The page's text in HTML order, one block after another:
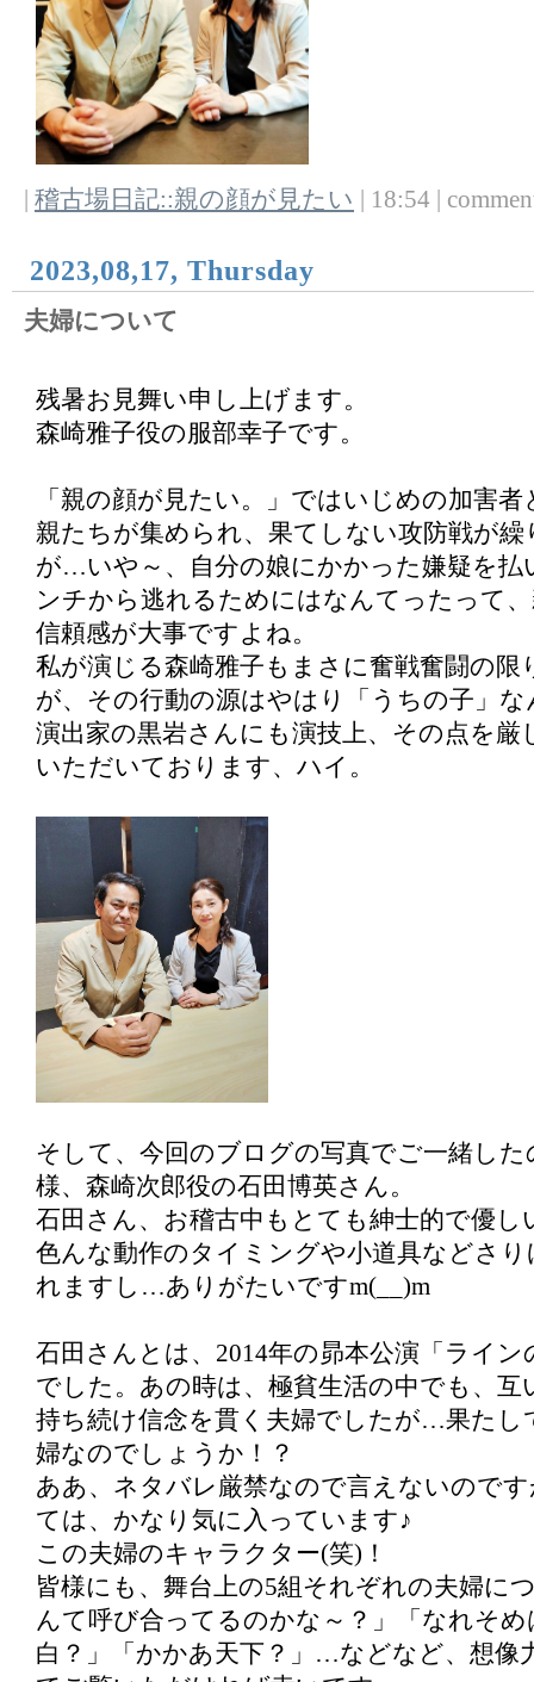
稽古場日記::親の顔が見たい | 18:54 |
2023,08,17, Thursday
夫婦について
残暑お見舞い申し上げます。
森崎雅子役の服部幸子です。
「親の顔が見たい。」ではいじめの加害
親たちが集められ、果てしない攻防戦が
が…いや～、自分の娘にかかった嫌疑を払
ンチから逃れるためにはなんてったって
信頼感が大事ですよね。
私が演じる森崎雅子もまさに奮戦奮闘の限
が、その行動の源はやはり「うちの子」
演出家の黒岩さんにも演技上、その点を厳
いただいております、ハイ。
そして、今回のブログの写真でご一緒し
様、森崎次郎役の石田博英さん。
石田さん、お稽古中もとても紳士的で優し
色んな動作のタイミングや小道具などさ
れますし…ありがたいですm(__)m
石田さんとは、2014年の昴本公演「ライン
でした。あの時は、極貧生活の中でも、互
持ち続け信念を貫く夫婦でしたが…果たし
婦なのでしょうか！？
ああ、ネタバレ厳禁なので言えないので
ては、かなり気に入っています♪
この夫婦のキャラクター(笑)！
皆様にも、舞台上の5組それぞれの夫婦に
んて呼び合ってるのかな～？」「なれそめ
白？」「かかあ天下？」…などなど、想像